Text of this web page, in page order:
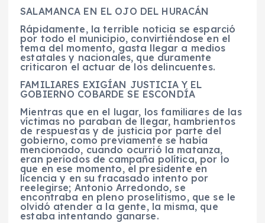
SALAMANCA EN EL OJO DEL HURACÁN
Rápidamente, la terrible noticia se esparció
por todo el municipio, convirtiéndose en el
tema del momento, gasta llegar a medios
estatales y nacionales, que duramente
criticaron el actuar de los delincuentes.
FAMILIARES EXIGÍAN JUSTICIA Y EL
GOBIERNO COBARDE SE ESCONDÍA
Mientras que en el lugar, los familiares de las
víctimas no paraban de llegar, hambrientos
de respuestas y de justicia por parte del
gobierno, como previamente se había
mencionado, cuando ocurrió la matanza,
eran períodos de campaña política, por lo
que en ese momento, el presidente en
licencia y en su fracasado intento por
reelegirse; Antonio Arredondo, se
encontraba en pleno proselitismo, que se le
olvidó atender a la gente, la misma, que
estaba intentando ganarse.